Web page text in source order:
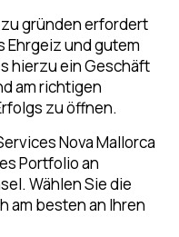
gründen erfordert
Ehrgeiz und gutem
hierzu ein Geschäft
am richtigen
zu öffnen.
Nova Mallorca
Portfolio an
Wählen Sie die
am besten an Ihren